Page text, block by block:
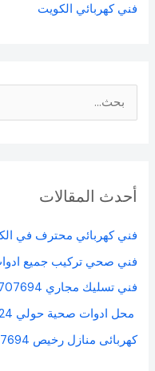
فني كهربائي الكويت
ث
ن
:
أحدث المقالات
فني كهربائي محترف في الكويت
فني صحي تركيب جميع ادوات
فني تسليك مجاري 50707694
محل ادوات صحية حولي 24 ساعة بيع وتركيب بالكويت
كهربائى منازل رخيص 50707694